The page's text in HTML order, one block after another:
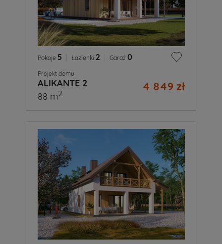
Pokoje 5 Łazienki 2 Garaż 0
Projekt domu
ALIKANTE 2 4 849 zł
88 m2